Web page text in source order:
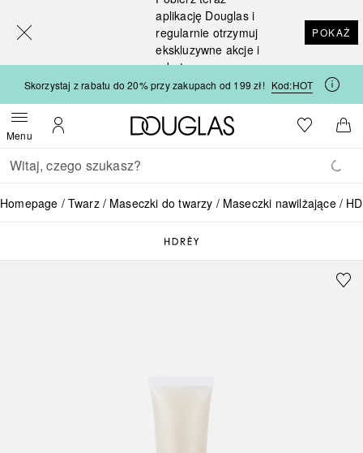
aplikację Douglas i
regularnie otrzymuj
ekskluzywne akcje i
rabaty
POKAŻ
Skorzystaj z rabatu do 20% przy zakupach od 199 zł! Kod:HOT
MenuOtwórz menuMoje konto
Strona główna Douglas
Do listyDo
Wracać
Wykonaj wyszukiwanie
Homepage Twarz Maseczki do twarzy Maseczki nawilżające
[navigation.slideout.screenreader]